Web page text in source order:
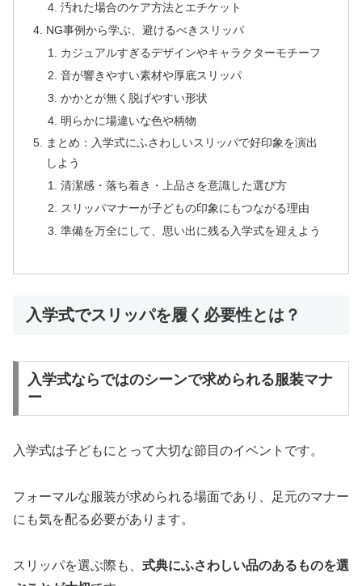
汚れた場合のケア方法とエチケット
NG事例から学ぶ、避けるべきスリッパ
カジュアルすぎるデザインやキャラクターモチーフ
音が響きやすい素材や厚底スリッパ
かかとが無く脱げやすい形状
明らかに場違いな色や柄物
まとめ：入学式にふさわしいスリッパで好印象を演出
しよう
清潔感・落ち着き・上品さを意識した選び方
スリッパマナーが子どもの印象にもつながる理由
準備を万全にして、思い出に残る入学式を迎えよう
入学式でスリッパを履く必要性とは？
入学式ならではのシーンで求められる服装マナ
ー
入学式は子どもにとって大切な節目のイベントです。
フォーマルな服装が求められる場面であり、足元のマナー
にも気を配る必要があります。
スリッパを選ぶ際も、 式典にふさわしい品のあるものを選